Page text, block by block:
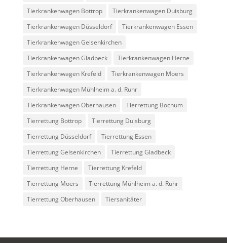
Tierkrankenwagen Bottrop
Tierkrankenwagen Duisburg
Tierkrankenwagen Düsseldorf
Tierkrankenwagen Essen
Tierkrankenwagen Gelsenkirchen
Tierkrankenwagen Gladbeck
Tierkrankenwagen Herne
Tierkrankenwagen Krefeld
Tierkrankenwagen Moers
Tierkrankenwagen Mühlheim a. d. Ruhr
Tierkrankenwagen Oberhausen
Tierrettung Bochum
Tierrettung Bottrop
Tierrettung Duisburg
Tierrettung Düsseldorf
Tierrettung Essen
Tierrettung Gelsenkirchen
Tierrettung Gladbeck
Tierrettung Herne
Tierrettung Krefeld
Tierrettung Moers
Tierrettung Mühlheim a. d. Ruhr
Tierrettung Oberhausen
Tiersanitäter